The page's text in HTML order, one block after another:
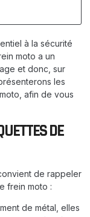
à la sécurité
moto a un
et donc, sur
les
afin de vous
DE
de rappeler
frein moto :
de métal, elles